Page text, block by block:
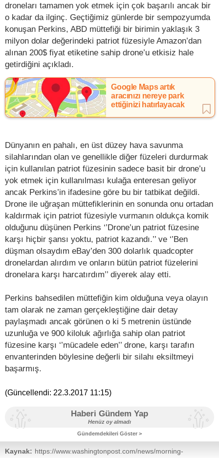
droneları tamamen yok etmek için çok başarılı ancak bir
o kadar da ilginç. Geçtiğimiz günlerde bir sempozyumda
konuşan Perkins, ABD müttefiği bir birimin yaklaşık 3
milyon dolar değerindeki patriot füzesiyle Amazon’dan
alınan 200$ fiyat etiketine sahip drone’u etkisiz hale
getirdiğini açıkladı.
Google Maps artık
aracınızı nereye park
ettiğinizi hatırlayacak
Dünyanın en pahalı, en üst düzey hava savunma
silahlarından olan ve genellikle diğer füzeleri durdurmak
için kullanılan patriot füzesinin sadece basit bir drone’u
yok etmek için kullanılması kulağa enteresan geliyor
ancak Perkins’in ifadesine göre bu bir tatbikat değildi.
Drone ile uğraşan müttefiklerinin en sonunda onu ortadan
kaldırmak için patriot füzesiyle vurmanın oldukça komik
olduğunu düşünen Perkins ‘’Drone’un patriot füzesine
karşı hiçbir şansı yoktu, patriot kazandı.’’ ve ‘’Ben
düşman olsaydım eBay’den 300 dolarlık quadcopter
dronelardan alırdım ve onların bütün patriot füzelerini
dronelara karşı harcatırdım’’ diyerek alay etti.
Perkins bahsedilen müttefiğin kim olduğuna veya olayın
tam olarak ne zaman gerçekleştiğine dair detay
paylaşmadı ancak görünen o ki 5 metrenin üstünde
uzunluğa ve 900 kiloluk ağırlığa sahip olan patriot
füzesine karşı ‘’mücadele eden’’ drone, karşı tarafın
envanterinden böylesine değerli bir silahı eksiltmeyi
başarmış.
(Güncellendi: 22.3.2017 11:15)
Haberi Gündem Yap
Henüz oy almadı
Gündemdekileri Göster >
Kaynak: https://www.washingtonpost.com/news/morning-